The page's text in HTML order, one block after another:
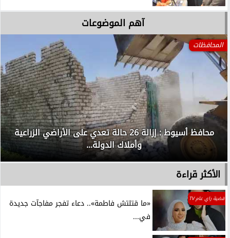
آهم الموضوعات
المحافظات
محافظ أسيوط : إزالة 26 حالة تعدي على الأراضي الزراعية
وأملاك الدولة...
الأكثر قراءة
قضية راي عام TV
«ما قتلتش فاطمة».. دعاء تفجر مفاجآت جديدة
في...